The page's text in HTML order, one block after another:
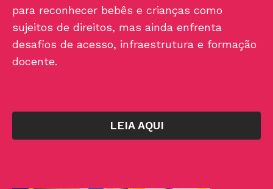
para reconhecer bebês e crianças como
sujeitos de direitos, mas ainda enfrenta
desafios de acesso, infraestrutura e formação
docente.
LEIA AQUI